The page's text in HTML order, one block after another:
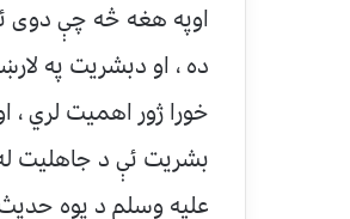
اوپه هغه څه چې دوی
ده ، او دبشریت په
خورا ژور اهمیت لري
بشریت ئې د جاهلیت له
علیه وسلم د یوه حدیث